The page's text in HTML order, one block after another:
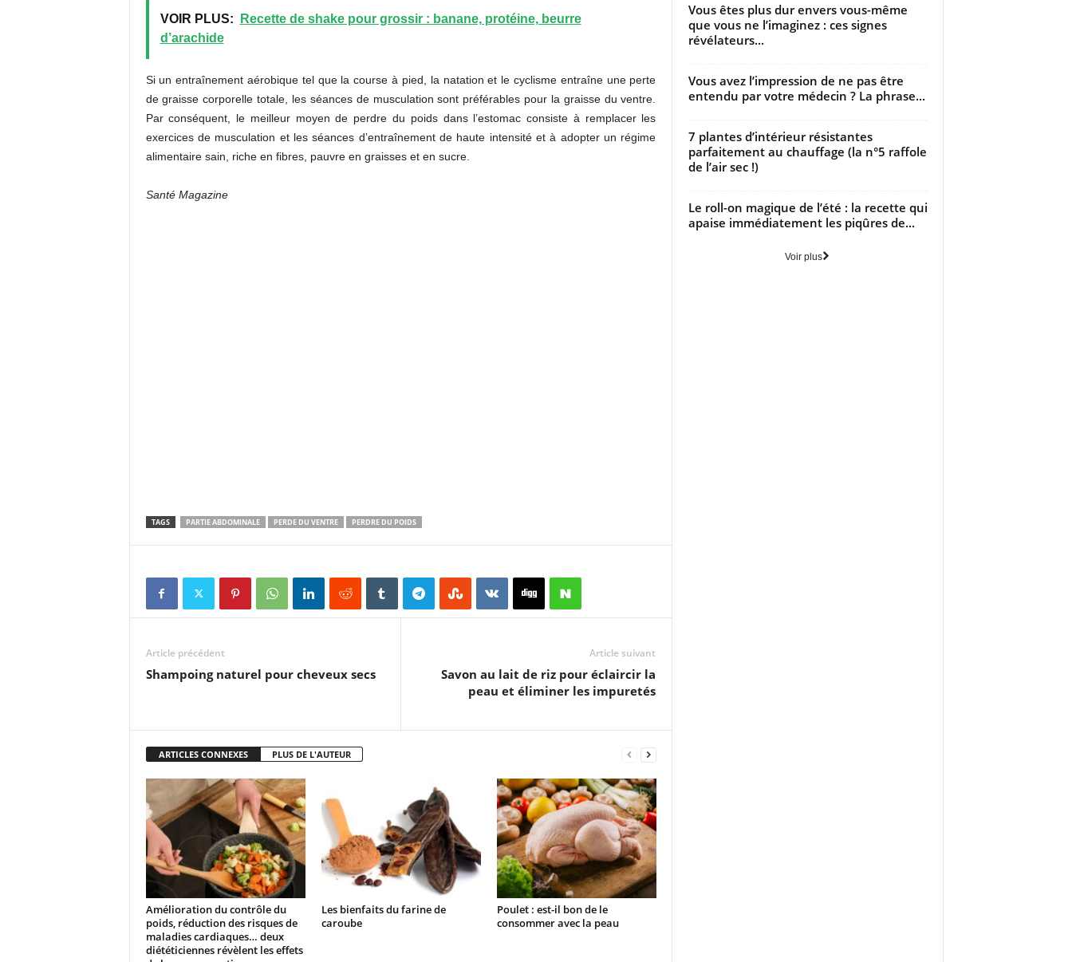
VOIR PLUS:
Recette de shake pour grossir : banane, protéine, beurre
d’arachide
Si un entraînement aérobique tel que la course à pied, la natation et le cyclisme entraîne une perte
de graisse corporelle totale, les séances de musculation sont préférables pour la graisse du ventre.
Par conséquent, le meilleur moyen de perdre du poids dans l’estomac consiste à remplacer les
exercices de musculation et les séances d’entraînement de haute intensité et à adopter un régime
alimentaire sain, riche en fibres, pauvre en graisses et en sucre.
Santé Magazine
TAGS PARTIE ABDOMINALE PERDE DU VENTRE PERDRE DU POIDS
Article précédent
Shampoing naturel pour cheveux secs
Article suivant
Savon au lait de riz pour éclaircir la
peau et éliminer les impuretés
ARTICLES CONNEXES PLUS DE L'AUTEUR
Amélioration du contrôle du
poids, réduction des risques de
maladies cardiaques… deux
diététiciennes révèlent les effets
Les bienfaits du farine de
caroube
Poulet : est-il bon de le
consommer avec la peau
Vous êtes plus dur envers vous-même
que vous ne l’imaginez : ces signes
révélateurs...
Vous avez l’impression de ne pas être
entendu par votre médecin ? La phrase...
7 plantes d’intérieur résistantes
parfaitement au chauffage (la n°5 raffole
de l’air sec !)
Le roll-on magique de l’été : la recette qui
apaise immédiatement les piqûres de...
Voir plus